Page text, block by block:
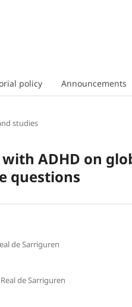
policy Announcements
studies
ADHD on
questions
de Sarriguren
de Sarriguren